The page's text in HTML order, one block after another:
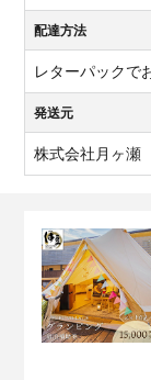
配達方法
レターパックで
発送元
株式会社月ヶ瀬